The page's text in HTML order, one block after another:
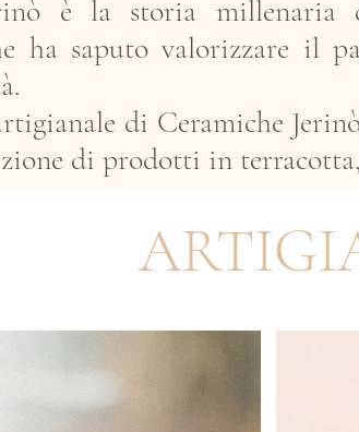
è la storia
ha saputo valorizzare il
di Ceramiche
di prodotti in